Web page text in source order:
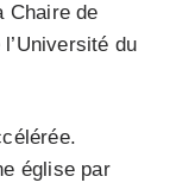
Chaire de
du
église par